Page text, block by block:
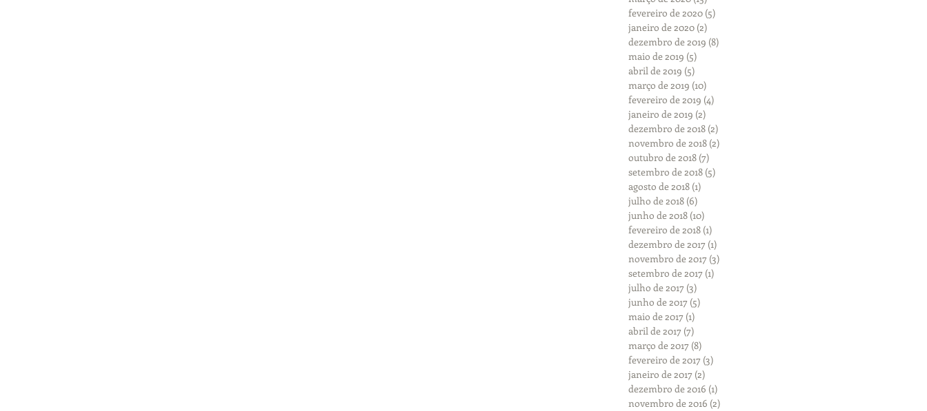
fevereiro de 2020 (5)
janeiro de 2020 (2)
dezembro de 2019 (8)
maio de 2019 (5)
abril de 2019 (5)
março de 2019 (10)
fevereiro de 2019 (4)
janeiro de 2019 (2)
dezembro de 2018 (2)
novembro de 2018 (2)
outubro de 2018 (7)
setembro de 2018 (5)
agosto de 2018 (1)
julho de 2018 (6)
junho de 2018 (10)
fevereiro de 2018 (1)
dezembro de 2017 (1)
novembro de 2017 (3)
setembro de 2017 (1)
julho de 2017 (3)
junho de 2017 (5)
maio de 2017 (1)
abril de 2017 (7)
março de 2017 (8)
fevereiro de 2017 (3)
janeiro de 2017 (2)
dezembro de 2016 (1)
novembro de 2016 (2)